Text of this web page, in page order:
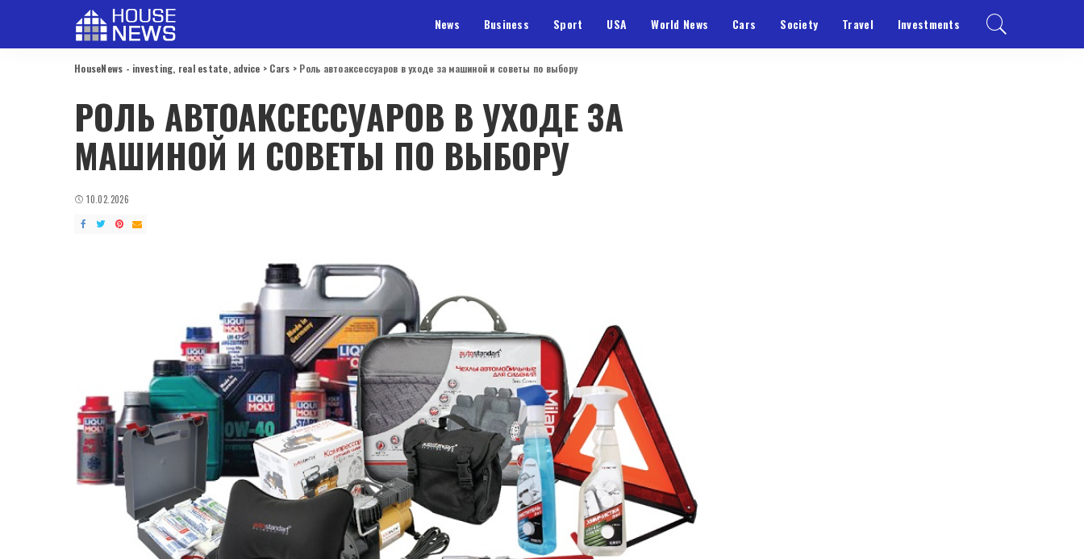
News Business Sport USA World News Cars Society Travel Investments
HouseNews - investing, real estate, advice > Cars > Роль автоаксессуаров в уходе за машиной и советы по выбору
РОЛЬ АВТОАКСЕССУАРОВ В УХОДЕ ЗА
МАШИНОЙ И СОВЕТЫ ПО ВЫБОРУ
10.02.2026